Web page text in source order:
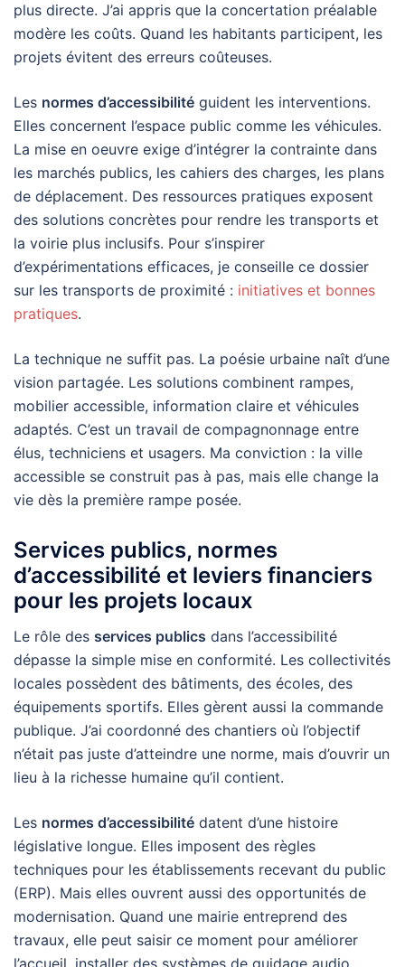
plus directe. J’ai appris que la concertation préalable
modère les coûts. Quand les habitants participent, les
projets évitent des erreurs coûteuses.
Les normes d’accessibilité guident les interventions.
Elles concernent l’espace public comme les véhicules.
La mise en oeuvre exige d’intégrer la contrainte dans
les marchés publics, les cahiers des charges, les plans
de déplacement. Des ressources pratiques exposent
des solutions concrètes pour rendre les transports et
la voirie plus inclusifs. Pour s’inspirer
d’expérimentations efficaces, je conseille ce dossier
sur les transports de proximité : initiatives et bonnes
pratiques.
La technique ne suffit pas. La poésie urbaine naît d’une
vision partagée. Les solutions combinent rampes,
mobilier accessible, information claire et véhicules
adaptés. C’est un travail de compagnonnage entre
élus, techniciens et usagers. Ma conviction : la ville
accessible se construit pas à pas, mais elle change la
vie dès la première rampe posée.
Services publics, normes
d’accessibilité et leviers financiers
pour les projets locaux
Le rôle des services publics dans l’accessibilité
dépasse la simple mise en conformité. Les collectivités
locales possèdent des bâtiments, des écoles, des
équipements sportifs. Elles gèrent aussi la commande
publique. J’ai coordonné des chantiers où l’objectif
n’était pas juste d’atteindre une norme, mais d’ouvrir un
lieu à la richesse humaine qu’il contient.
Les normes d’accessibilité datent d’une histoire
législative longue. Elles imposent des règles
techniques pour les établissements recevant du public
(ERP). Mais elles ouvrent aussi des opportunités de
modernisation. Quand une mairie entreprend des
travaux, elle peut saisir ce moment pour améliorer
l’accueil, installer des systèmes de guidage audio,